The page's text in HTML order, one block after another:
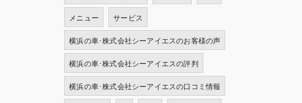
メニュー サービス
横浜の車･株式会社シーアイエスのお客様の声
横浜の車･株式会社シーアイエスの評判
横浜の車･株式会社シーアイエスの口コミ情報